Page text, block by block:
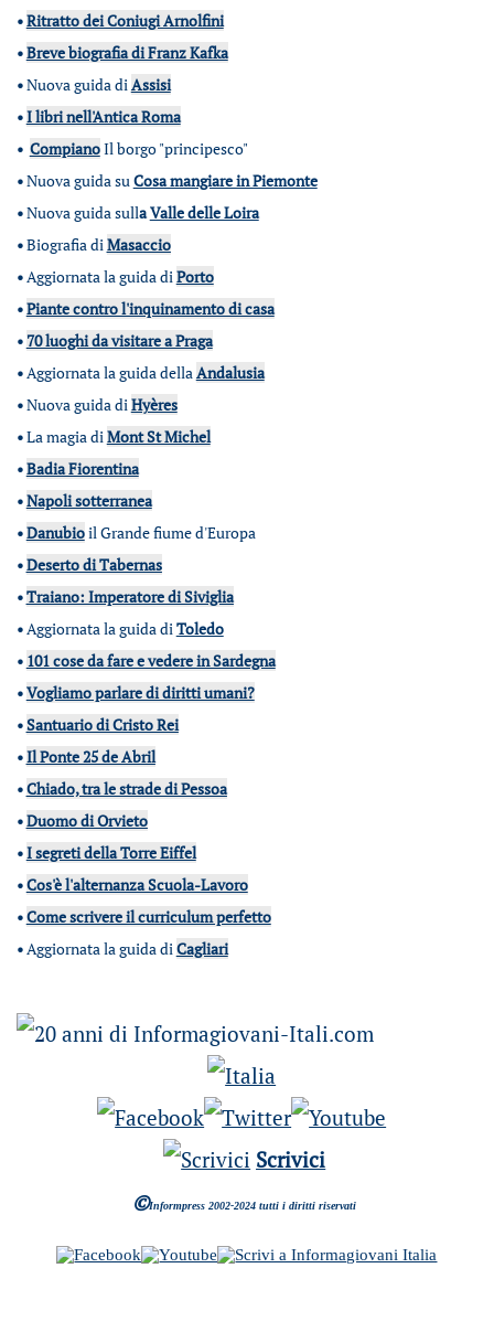
•Ritratto dei Coniugi Arnolfini
•Breve biografia di Franz Kafka
•Nuova guida diAssisi
•I libri nell'Antica Roma
• CompianoIl borgo "principesco"
•Nuova guida suCosa mangiare in Piemonte
•Nuova guida sullaValle delle Loira
•Biografia diMasaccio
•Aggiornata la guida diPorto
•Piante contro l'inquinamento di casa
• 70 luoghi da visitare a Praga
•Aggiornata la guida dellaAndalusia
•Nuova guida diHyères
•La magia diMont St Michel
•Badia Fiorentina
•Napoli sotterranea
•Danubioil Grande fiume d'Europa
•Deserto di Tabernas
•Traiano: Imperatore di Siviglia
•Aggiornata la guida diToledo
• 101 cose da fare e vedere in Sardegna
•Vogliamo parlare di diritti umani?
•Santuario di Cristo Rei
•Il Ponte 25 de Abril
•Chiado, tra le strade di Pessoa
•Duomo di Orvieto
•I segreti della Torre Eiffel
•Cos'è l'alternanza Scuola-Lavoro
•Come scrivere il curriculum perfetto
•Aggiornata la guida diCagliari
Scrivici
©Informpress 2002-2024 tutti i diritti riservati